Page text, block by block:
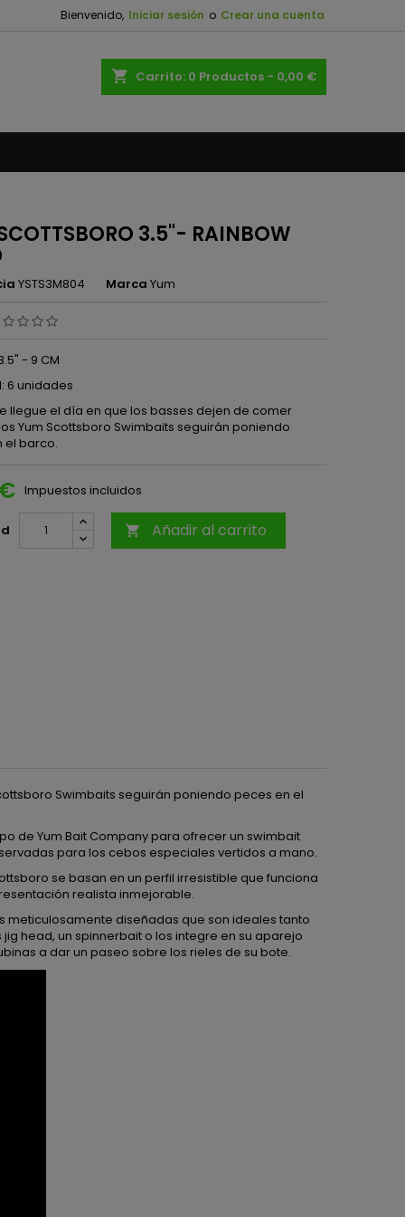
Bienvenido, Iniciar sesión o Crear una cuenta
shopping_cart Carrito: 0 Productos - 0,00 €
3.5"- RAINBOW
YSTS3M804 Marca Yum
- 9 CM
6 unidades
llegue el día en que los basses dejen de comer
Yum Scottsboro Swimbaits seguirán poniendo
el barco.
Impuestos incluidos
 Añadir al carrito
Swimbaits seguirán poniendo peces en el
de Yum Bait Company para ofrecer un swimbait
para los cebos especiales vertidos a mano.
se basan en un perfil irresistible que funciona
realista inmejorable.
diseñadas que son ideales tanto
head, un spinnerbait o los integre en su aparejo
a dar un paseo sobre los rieles de su bote.